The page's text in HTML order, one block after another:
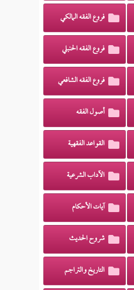
فروع الفقه المالكي
فروع الفقه الحنبلي
فروع الفقه الشافعي
أصول الفقه
القواعد الفقهية
الآداب الشرعية
آيات الأحكام
شروح الحديث
التاريخ والتراجم